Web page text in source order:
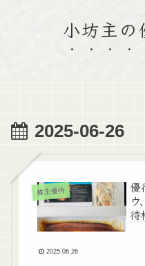
小坊主
2025-06-26
株主優待
優
待
2025.06.26